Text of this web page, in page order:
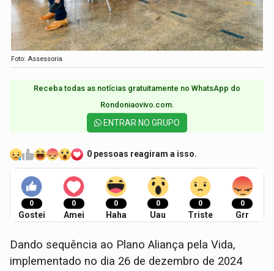
Foto: Assessoria
Receba todas as notícias gratuitamente no WhatsApp do
Rondoniaovivo.com.​
ENTRAR NO GRUPO
0 pessoas reagiram a isso.
0
Gostei
0
Amei
0
Haha
0
Uau
0
Triste
0
Grr
Dando sequência ao Plano Aliança pela Vida,
implementado no dia 26 de dezembro de 2024